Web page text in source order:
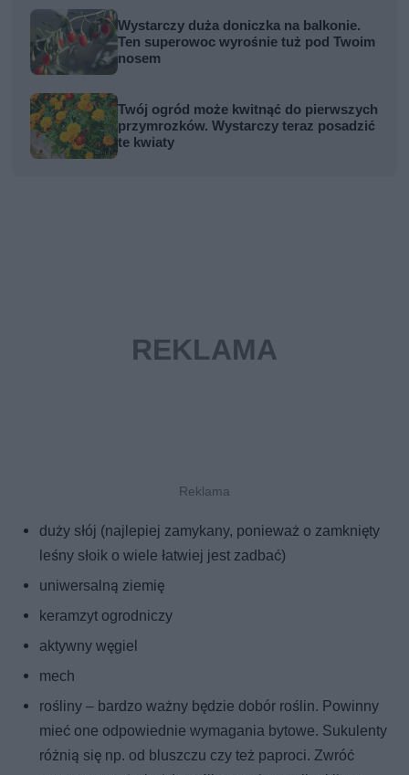
Wystarczy duża doniczka na balkonie.
Ten superowoc wyrośnie tuż pod Twoim
nosem
Twój ogród może kwitnąć do pierwszych
przymrozków. Wystarczy teraz posadzić
te kwiaty
duży słój (najlepiej zamykany, ponieważ o zamknięty
leśny słoik o wiele łatwiej jest zadbać)
uniwersalną ziemię
keramzyt ogrodniczy
aktywny węgiel
mech
rośliny – bardzo ważny będzie dobór roślin. Powinny
mieć one odpowiednie wymagania bytowe. Sukulenty
różnią się np. od bluszczu czy też paproci. Zwróć